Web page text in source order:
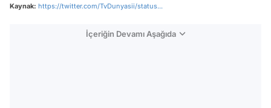
Kaynak: https://twitter.com/TvDunyasii/status...
İçeriğin Devamı Aşağıda